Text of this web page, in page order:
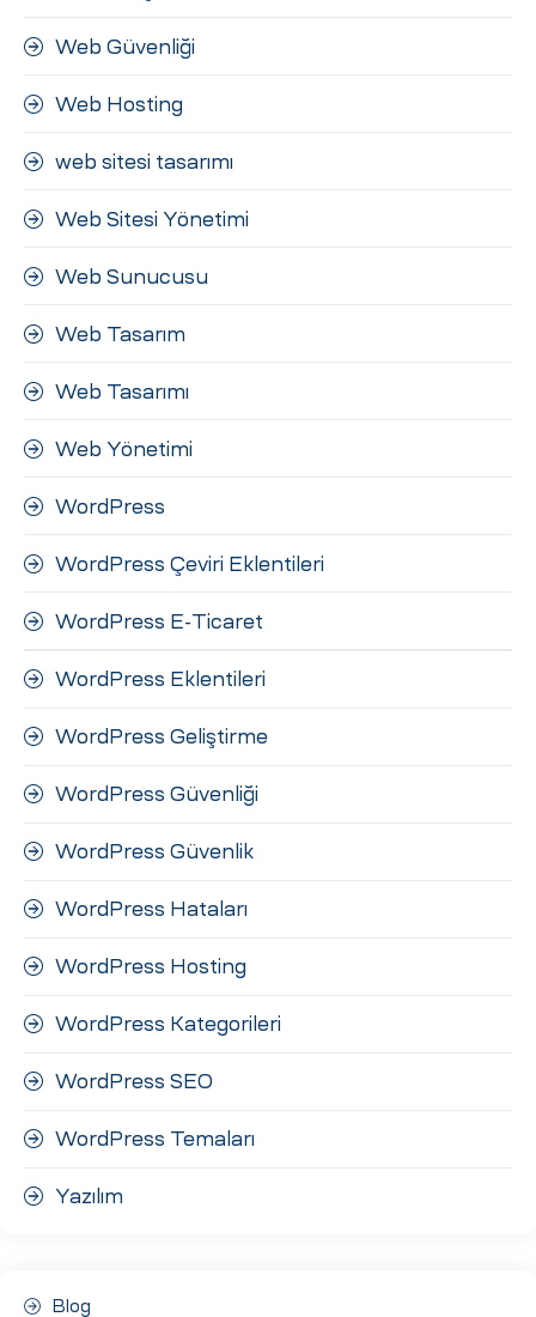
Web Güvenliği
Web Hosting
web sitesi tasarımı
Web Sitesi Yönetimi
Web Sunucusu
Web Tasarım
Web Tasarımı
Web Yönetimi
WordPress
WordPress Çeviri Eklentileri
WordPress E-Ticaret
WordPress Eklentileri
WordPress Geliştirme
WordPress Güvenliği
WordPress Güvenlik
WordPress Hataları
WordPress Hosting
WordPress Kategorileri
WordPress SEO
WordPress Temaları
Yazılım
Blog